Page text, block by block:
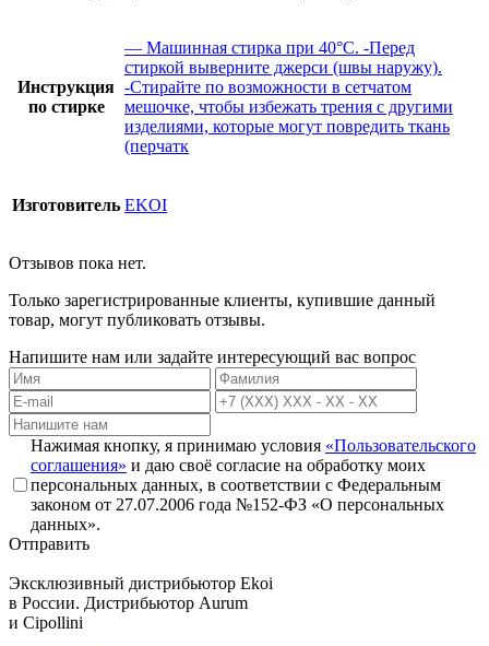
Инструкция
по стирке
— Машинная стирка при 40°C. -Перед
стиркой выверните джерси (швы наружу).
-Стирайте по возможности в сетчатом
мешочке, чтобы избежать трения с другими
изделиями, которые могут повредить ткань
(перчатк
Изготовитель EKOI
Отзывов пока нет.
Только зарегистрированные клиенты, купившие данный
товар, могут публиковать отзывы.
Напишите нам или задайте интересующий вас вопрос
Нажимая кнопку, я принимаю условия «Пользовательского
соглашения» и даю своё согласие на обработку моих
персональных данных, в соответствии с Федеральным
законом от 27.07.2006 года №152-ФЗ «О персональных
данных».
Отправить
Эксклюзивный дистрибьютор Ekoi
в России. Дистрибьютор Aurum
и Cipollini